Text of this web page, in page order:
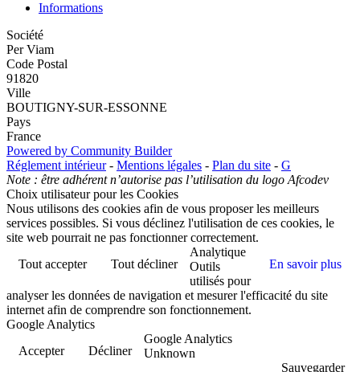
Informations
Société
Per Viam
Code Postal
91820
Ville
BOUTIGNY-SUR-ESSONNE
Pays
France
Powered by Community Builder
Réglement intérieur- Mentions légales - Plan du site - G
Note : être adhérent n’autorise pas l’utilisation du logo Afcodev
Choix utilisateur pour les Cookies
Nous utilisons des cookies afin de vous proposer les meilleurs
services possibles. Si vous déclinez l'utilisation de ces cookies, le
site web pourrait ne pas fonctionner correctement.
Tout accepter
Tout décliner En savoir plus
Analytique
Outils
utilisés pour
analyser les données de navigation et mesurer l'efficacité du site
internet afin de comprendre son fonctionnement.
Google Analytics
Accepter
Décliner
Google Analytics
Unknown
Sauvegarder